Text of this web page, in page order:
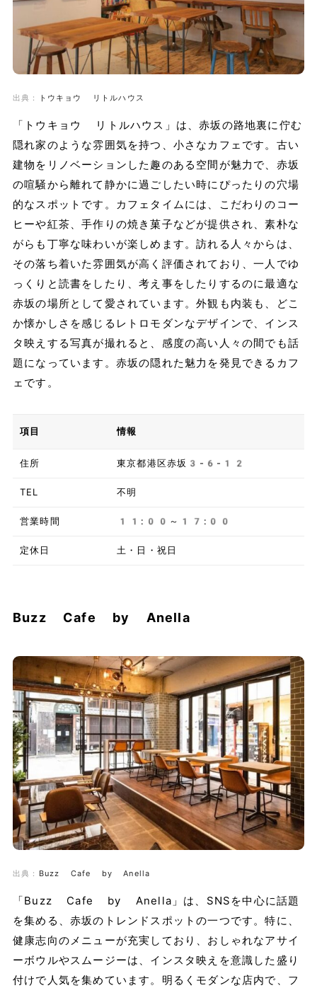
出典： トウキョウ リトルハウス
「トウキョウ リトルハウス」は、赤坂の路地裏に佇む
隠れ家のような雰囲気を持つ、小さなカフェです。古い
建物をリノベーションした趣のある空間が魅力で、赤坂
の喧騒から離れて静かに過ごしたい時にぴったりの穴場
的なスポットです。カフェタイムには、こだわりのコー
ヒーや紅茶、手作りの焼き菓子などが提供され、素朴な
がらも丁寧な味わいが楽しめます。訪れる人々からは、
その落ち着いた雰囲気が高く評価されており、一人でゆ
っくりと読書をしたり、考え事をしたりするのに最適な
赤坂の場所として愛されています。外観も内装も、どこ
か懐かしさを感じるレトロモダンなデザインで、インス
タ映えする写真が撮れると、感度の高い人々の間でも話
題になっています。赤坂の隠れた魅力を発見できるカフ
ェです。
項目 情報
住所 東京都港区赤坂3-6-12
TEL 不明
営業時間 11:00～17:00
定休日 土・日・祝日
Buzz Cafe by Anella
出典： Buzz Cafe by Anella
「Buzz Cafe by Anella」は、SNSを中心に話題
を集める、赤坂のトレンドスポットの一つです。特に、
健康志向のメニューが充実しており、おしゃれなアサイ
ーボウルやスムージーは、インスタ映えを意識した盛り
付けで人気を集めています。明るくモダンな店内で、フ